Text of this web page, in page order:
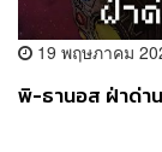
19 พฤษภาคม
พิ-ธานอส ฝ่าด่าน